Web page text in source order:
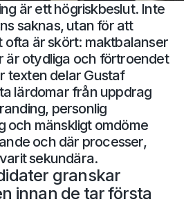
är ett högriskbeslut. Inte
saknas, utan för att
ofta är skört: maktbalanser
är otydliga och förtroendet
texten delar Gustaf
lärdomar från uppdrag
personlig
och mänskligt omdöme
och där processer,
sekundära.
granskar
innan de tar första